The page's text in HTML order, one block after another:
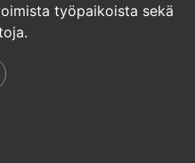
työpaikoista sekä